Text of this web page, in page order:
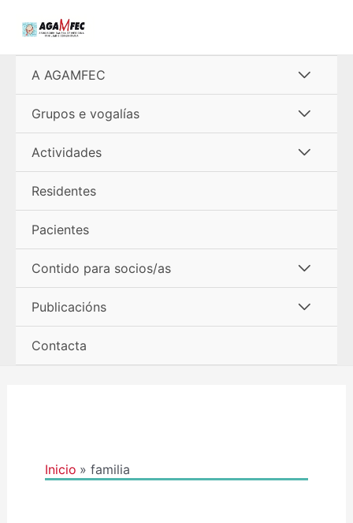
A AGAMFEC
menú
Grupos e vogalías
menú
Actividades
Residentes
Pacientes
Contido para socios/as
menú
Publicacións
Contacta
Inicio familia